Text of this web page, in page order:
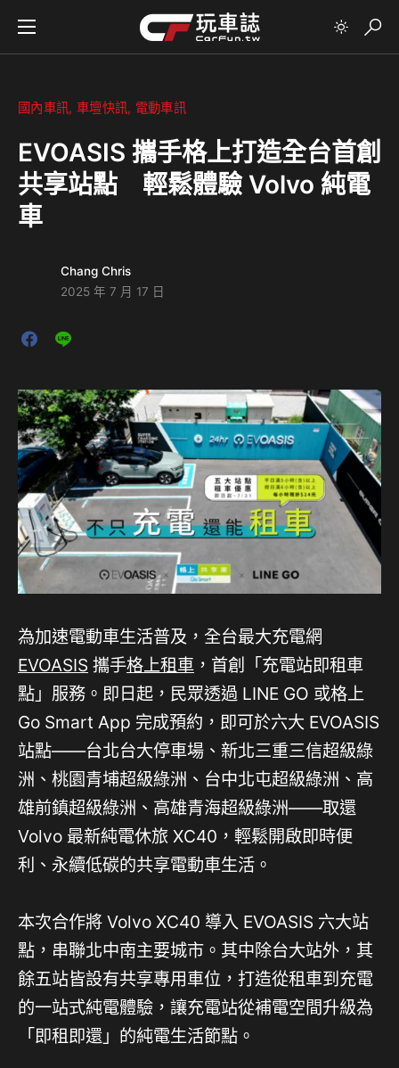
國內車訊 車壇快訊 電動車訊
EVOASIS 攜手格上打造全台首創
共享站點 輕鬆體驗 Volvo 純電
車
Chang Chris
2025 年 7 月 17 日
為加速電動車生活普及，全台最大充電網
EVOASIS 攜手格上租車 ，首創「充電站即租車
點」服務。即日起，民眾透過 LINE GO 或格上
Go Smart App 完成預約，即可於六大 EVOASIS
站點——台北台大停車場、新北三重三信超級綠
洲、桃園青埔超級綠洲、台中北屯超級綠洲、高
雄前鎮超級綠洲、高雄青海超級綠洲——取還
Volvo 最新純電休旅 XC40，輕鬆開啟即時便
利、永續低碳的共享電動車生活。
本次合作將 Volvo XC40 導入 EVOASIS 六大站
點，串聯北中南主要城市。其中除台大站外，其
餘五站皆設有共享專用車位，打造從租車到充電
的一站式純電體驗，讓充電站從補電空間升級為
「即租即還」的純電生活節點。